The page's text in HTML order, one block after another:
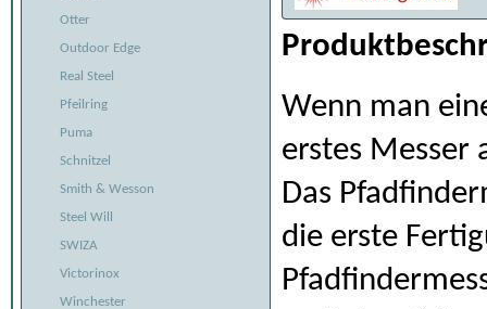
Otter
Outdoor Edge
Real Steel
Pfeilring
Puma
Schnitzel
Smith & Wesson
Steel Will
SWIZA
Victorinox
Winchester
Wenn man
erstes Messer
Das
die erste